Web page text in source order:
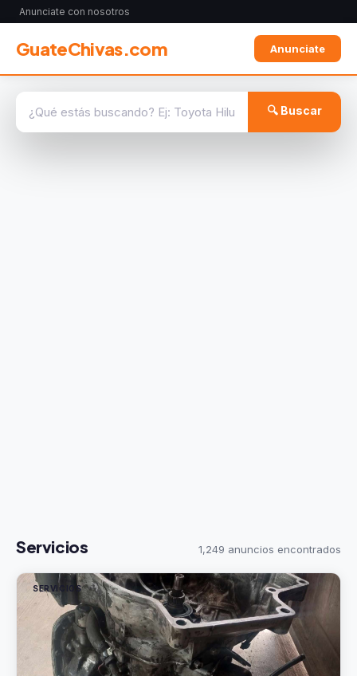
Anunciate con nosotros
GuateChivas.com Anunciate
🔍 Buscar
Servicios 1,249 anuncios encontrados
SERVICIOS